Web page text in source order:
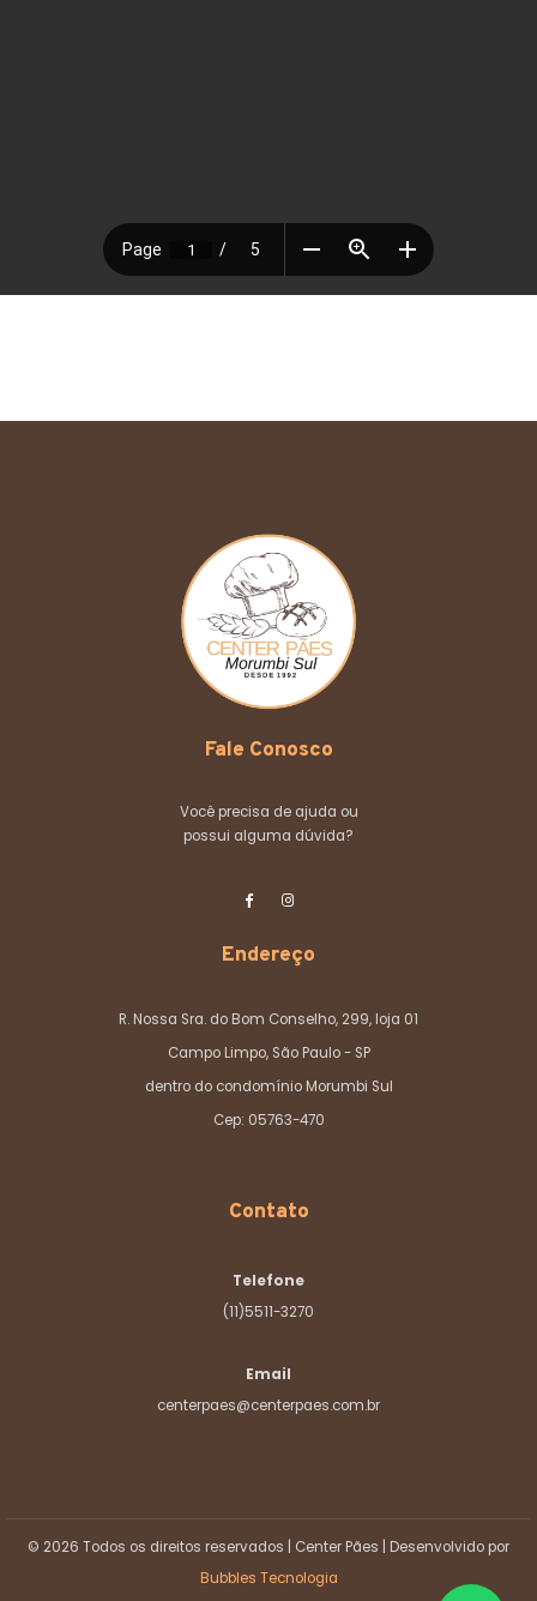
Fale Conosco
Você precisa de ajuda ou
possui alguma dúvida?
Endereço
R. Nossa Sra. do Bom Conselho, 299, loja 01
Campo Limpo, São Paulo - SP
dentro do condomínio Morumbi Sul
Cep: 05763-470
Contato
Telefone
(11)5511-3270
Email
centerpaes@centerpaes.com.br
© 2026 Todos os direitos reservados | Center Pães | Desenvolvido por
Bubbles Tecnologia